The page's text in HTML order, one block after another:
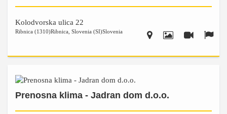
Kolodvorska ulica 22
Ribnica (1310)Ribnica Slovenia (SI)Slovenia
Prenosna klima - Jadran dom d.o.o.